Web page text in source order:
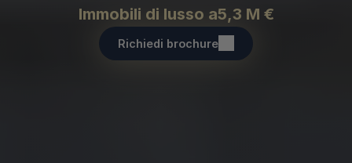
Immobili di lusso a5,3 M €
Richiedi brochure